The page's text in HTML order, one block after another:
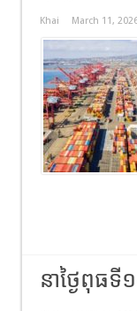
Khai March 11,
នាថ្ងៃពុធ